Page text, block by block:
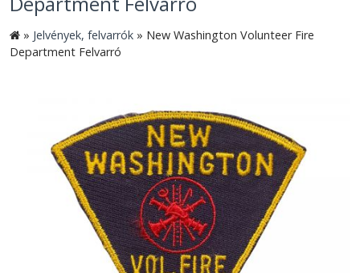
» Jelvények, felvarrók » New Washington Volunteer Fire
Department Felvarró